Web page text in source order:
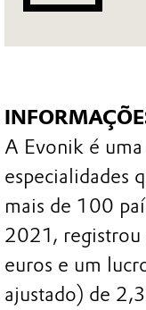
A Evonik é
especialidades
mais de 100
2021, registrou
euros e um
ajustado) de